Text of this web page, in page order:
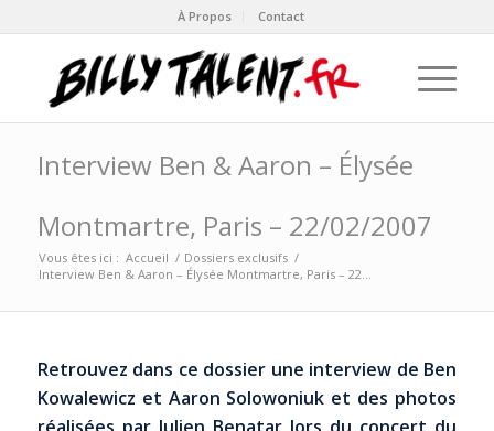
À Propos Contact
Interview Ben & Aaron – Élysée
Montmartre, Paris – 22/02/2007
Vous êtes ici : Accueil / Dossiers exclusifs /
Interview Ben & Aaron – Élysée Montmartre, Paris – 22...
Retrouvez dans ce dossier une interview de Ben
Kowalewicz et Aaron Solowoniuk et des photos
réalisées par Julien Benatar lors du concert du